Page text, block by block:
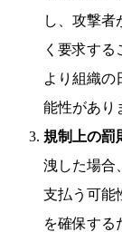
し、攻撃者
く要求す
より組織の
能性があり
規制上の罰
洩した場合
支払う可能
を確保する